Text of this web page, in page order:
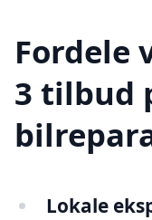
Fordele
3 tilbud
Lokale